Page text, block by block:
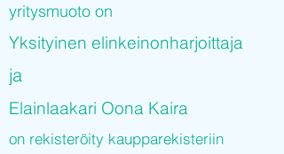
yritysmuoto on
Yksityinen elinkeinonharjoittaja
ja
Elainlaakari Oona Kaira
on rekisteröity kaupparekisteriin